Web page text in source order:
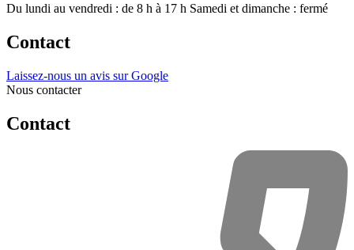
Du lundi au vendredi : de 8 h à 17 h Samedi et dimanche : fermé
Contact
Laissez-nous un avis sur Google
Nous contacter
Contact